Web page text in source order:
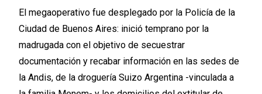
El megaoperativo fue desplegado por la Policía de la
Ciudad de Buenos Aires: inició temprano por la
madrugada con el objetivo de secuestrar
documentación y recabar información en las sedes de
la Andis, de la droguería Suizo Argentina -vinculada a